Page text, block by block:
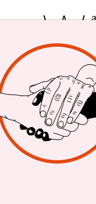
W
hatte,
sehr
ebenfalls
gemeint
Einfach